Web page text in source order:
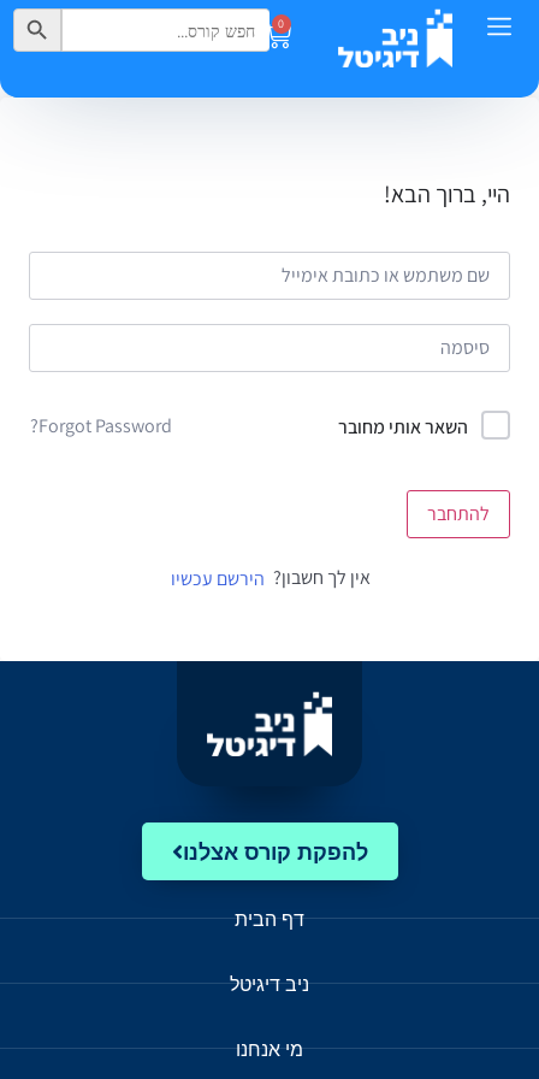
0
Search
for:
Search Button
היי, ברוך הבא!
השאר אותי מחובר Forgot Password?
להתחבר
אין לך חשבון? הירשם עכשיו
להפקת קורס אצלנו
דף הבית
ניב דיגיטל
מי אנחנו